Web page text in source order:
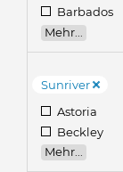
Barbados
Mehr...
Sunriver
Astoria
Beckley
Mehr...